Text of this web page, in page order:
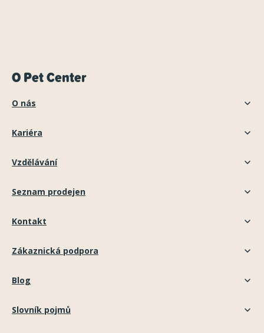
O Pet Center
O nás
Kariéra
Vzdělávání
Seznam prodejen
Kontakt
Zákaznická podpora
Blog
Slovník pojmů